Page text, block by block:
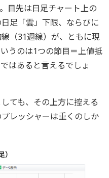
目先は日足チャート上の
足「雲」下限、ならびに
（31週線）が、ともに現
うのは1つの節目＝上値抵
はあると言えるでしょ
ても、その上方に控える
レッシャーは重くのしか